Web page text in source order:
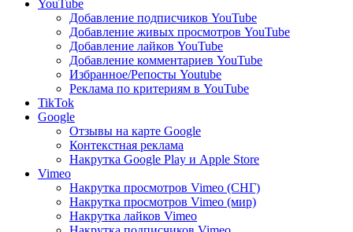
YouTube
Добавление подписчиков YouTube
Добавление живых просмотров YouTube
Добавление лайков YouTube
Добавление комментариев YouTube
Избранное/Репосты Youtube
Реклама по критериям в YouTube
TikTok
Google
Отзывы на карте Google
Контекстная реклама
Накрутка Google Play и Apple Store
Vimeo
Накрутка просмотров Vimeo (СНГ)
Накрутка просмотров Vimeo (мир)
Накрутка лайков Vimeo